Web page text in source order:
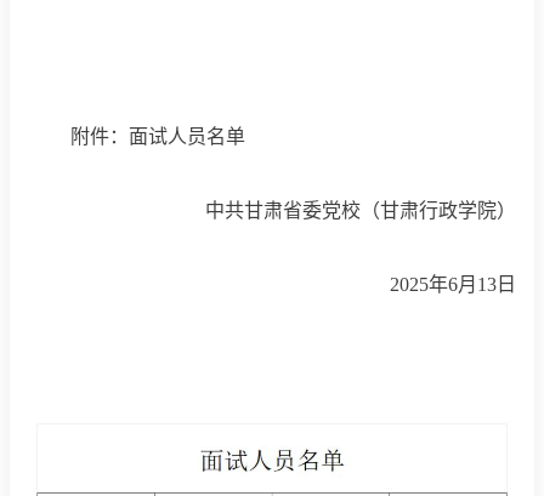
附件：面试人员名单
中共甘肃省委党校（甘肃行政学院）
2025年6月 13 日